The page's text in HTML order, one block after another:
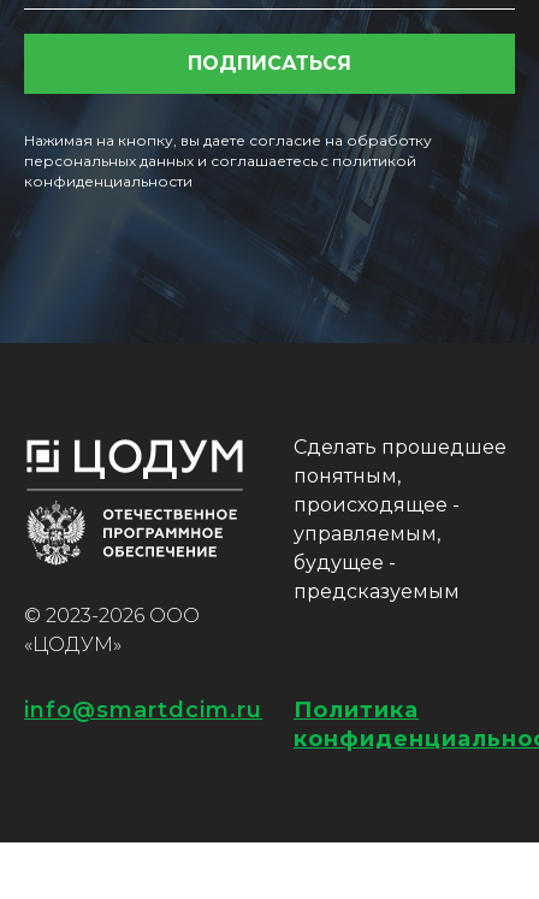
ПОДПИСАТЬСЯ
Нажимая на кнопку, вы даете согласие на обработку
персональных данных и соглашаетесь c политикой
конфиденциальности
© 2023-2026 ООО
«ЦОДУМ»
Сделать прошедшее
понятным,
происходящее -
управляемым,
будущее -
предсказуемым
info@smartdcim.ru
Политика